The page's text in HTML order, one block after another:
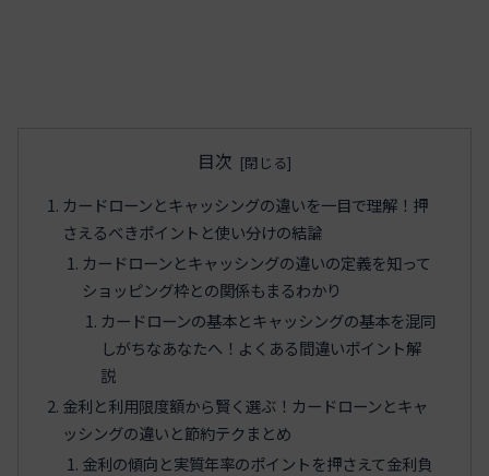
目次
カードローンとキャッシングの違いを一目で理解！押
さえるべきポイントと使い分けの結論
カードローンとキャッシングの違いの定義を知って
ショッピング枠との関係もまるわかり
カードローンの基本とキャッシングの基本を混同
しがちなあなたへ！よくある間違いポイント解
説
金利と利用限度額から賢く選ぶ！カードローンとキャ
ッシングの違いと節約テクまとめ
金利の傾向と実質年率のポイントを押さえて金利負